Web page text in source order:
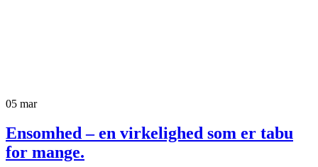
05 mar
Ensomhed – en virkelighed som er tabu
for mange.